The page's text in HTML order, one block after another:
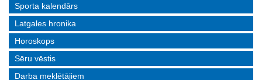
Sporta kalendārs
Latgales hronika
Horoskops
Sēru vēstis
Darba meklētājiem